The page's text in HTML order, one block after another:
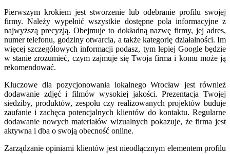
Pierwszym krokiem jest stworzenie lub odebranie profilu swojej
firmy. Należy wypełnić wszystkie dostępne pola informacyjne z
najwyższą precyzją. Obejmuje to dokładną nazwę firmy, jej adres,
numer telefonu, godziny otwarcia, a także kategorię działalności. Im
więcej szczegółowych informacji podasz, tym lepiej Google będzie
w stanie zrozumieć, czym zajmuje się Twoja firma i komu może ją
rekomendować.
Kluczowe dla pozycjonowania lokalnego Wrocław jest również
dodawanie zdjęć i filmów wysokiej jakości. Prezentacja Twojej
siedziby, produktów, zespołu czy realizowanych projektów buduje
zaufanie i zachęca potencjalnych klientów do kontaktu. Regularne
dodawanie nowych materiałów wizualnych pokazuje, że firma jest
aktywna i dba o swoją obecność online.
Zarządzanie opiniami klientów jest nieodłącznym elementem profilu